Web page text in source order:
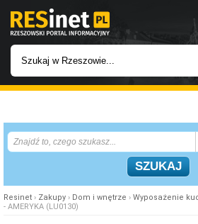
INWESTYCJE
IMPREZY
Resinet › Zakupy › Dom i wnętrze › Wyposażenie
- AMERYKA (LU0130)